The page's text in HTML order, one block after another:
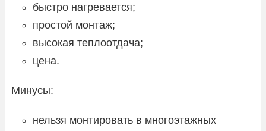
быстро нагревается;
простой монтаж;
высокая теплоотдача;
цена.
Минусы:
нельзя монтировать в многоэтажных